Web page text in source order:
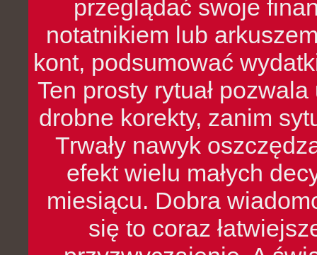
przeglądać swoje
notatnikiem lub
kont, podsumować
Ten prosty rytuał
drobne korekty, zanim
Trwały nawyk
efekt wielu małych
miesiącu. Dobra
się to coraz